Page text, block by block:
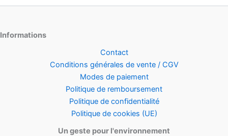
Informations
Contact
Conditions générales de vente / CGV
Modes de paiement
Politique de remboursement
Politique de confidentialité
Politique de cookies (UE)
Un geste pour l'environnement